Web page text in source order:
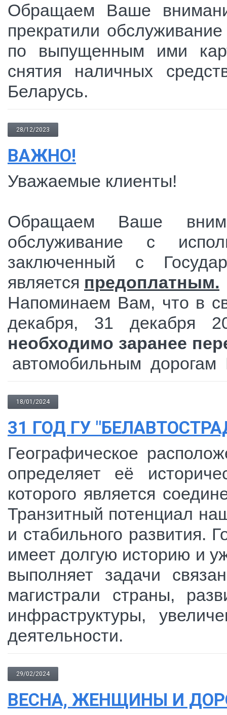
Обращаем Ваше
прекратили
по выпущенным ими
снятия наличных
Беларусь.
28/12/2023
ВАЖНО!
Уважаемые клиенты!
Обращаем Ваше
обслуживание с
заключенный с
является предоплатным.
Напоминаем Вам, что в
декабря, 31 декабря
необходимо заранее
автомобильным дорогам
18/01/2024
31 ГОД ГУ
Географическое
определяет её
которого является
Транзитный потенциал
и стабильного развития.
имеет долгую историю и
выполняет задачи
магистрали страны,
инфраструктуры,
деятельности.
29/02/2024
ВЕСНА, ЖЕНЩИНЫ И